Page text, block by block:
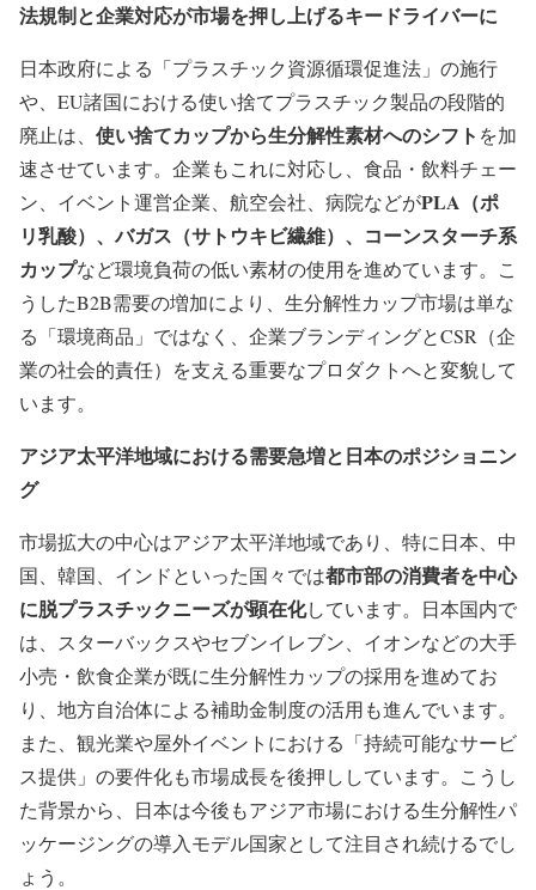
法規制と企業対応が市場を押し上げるキードライバーに
日本政府による「プラスチック資源循環促進法」の施行
や、EU諸国における使い捨てプラスチック製品の段階的
廃止は、 使い捨てカップから生分解性素材へのシフト を加
速させています。企業もこれに対応し、食品・飲料チェー
ン、イベント運営企業、航空会社、病院などがPLA （ポ
リ乳酸）、バガス（サトウキビ繊維）、コーンスターチ系
カップなど環境負荷の低い素材の使用を進めています。こ
うしたB2B需要の増加により、生分解性カップ市場は単な
る「環境商品」ではなく、企業ブランディングとCSR（企
業の社会的責任）を支える重要なプロダクトへと変貌して
います。
アジア太平洋地域における需要急増と日本のポジショニン
グ
市場拡大の中心はアジア太平洋地域であり、特に日本、中
国、韓国、インドといった国々では都市部の消費者を中心
に脱プラスチックニーズが顕在化しています。日本国内で
は、スターバックスやセブンイレブン、イオンなどの大手
小売・飲食企業が既に生分解性カップの採用を進めてお
り、地方自治体による補助金制度の活用も進んでいます。
また、観光業や屋外イベントにおける「持続可能なサービ
ス提供」の要件化も市場成長を後押ししています。こうし
た背景から、日本は今後もアジア市場における生分解性パ
ッケージングの導入モデル国家として注目され続けるでし
ょう。